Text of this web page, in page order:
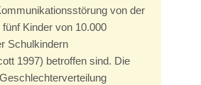
von der
Kinder von 10.000
Schulkindern
1997) betroffen sind. Die